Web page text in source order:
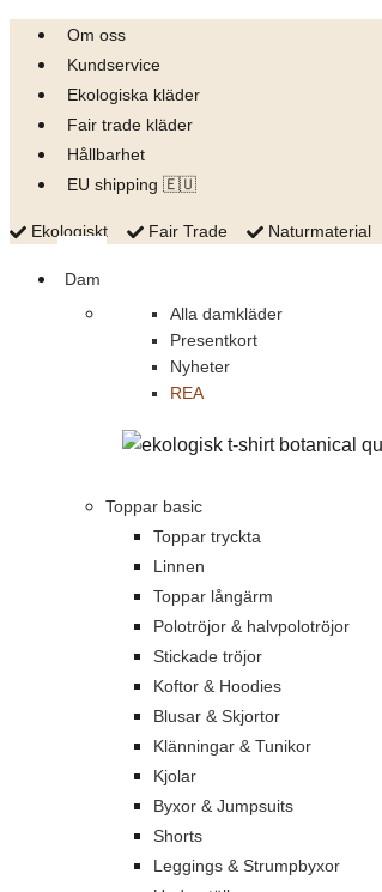
Skip
content
Om oss
Kundservice
Ekologiska kläder
Fair trade kläder
Hållbarhet
EU shipping 🇪🇺
Ekologiskt Fair Trade Naturmaterial
Dam
Alla damkläder
Presentkort
Nyheter
REA
Toppar basic
Toppar tryckta
Linnen
Toppar långärm
Polotröjor & halvpolotröjor
Stickade tröjor
Koftor & Hoodies
Blusar & Skjortor
Klänningar & Tunikor
Kjolar
Byxor & Jumpsuits
Shorts
Leggings & Strumpbyxor